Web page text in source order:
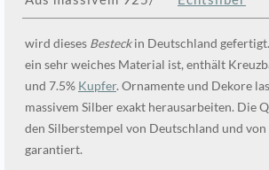
wird dieses Besteckin Deutschland
ein sehr weiches Material ist, enthält
und 7.5% Kupfer. Ornamente und Dekore
massivem Silber exakt herausarbeiten. Die
den Silberstempel von Deutschland und von
garantiert.